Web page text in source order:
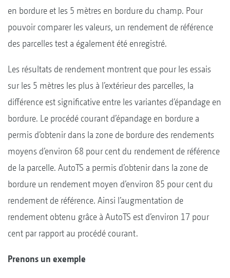
en bordure et les 5 mètres en bordure du champ. Pour
pouvoir comparer les valeurs, un rendement de référence
des parcelles test a également été enregistré.
Les résultats de rendement montrent que pour les essais
sur les 5 mètres les plus à l’extérieur des parcelles, la
différence est significative entre les variantes d’épandage en
bordure. Le procédé courant d’épandage en bordure a
permis d’obtenir dans la zone de bordure des rendements
moyens d’environ 68 pour cent du rendement de référence
de la parcelle. AutoTS a permis d’obtenir dans la zone de
bordure un rendement moyen d’environ 85 pour cent du
rendement de référence. Ainsi l’augmentation de
rendement obtenu grâce à AutoTS est d’environ 17 pour
cent par rapport au procédé courant.
Prenons un exemple